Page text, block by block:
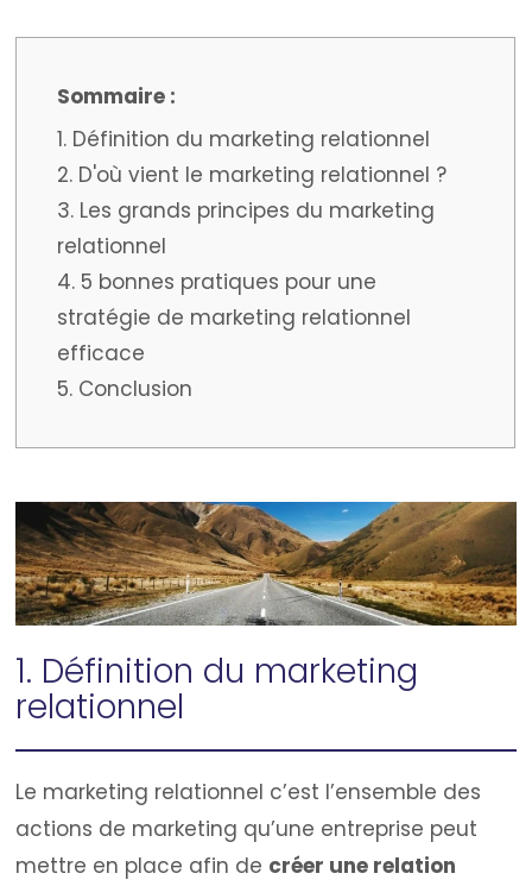
1. Définition du marketing relationnel
2. D'où vient le marketing relationnel ?
3. Les grands principes du marketing
relationnel
4. 5 bonnes pratiques pour une
stratégie de marketing relationnel
efficace
5. Conclusion
1. Définition du marketing
relationnel
Le marketing relationnel c’est l’ensemble des
actions de marketing qu’une entreprise peut
mettre en place afin de créer une relation